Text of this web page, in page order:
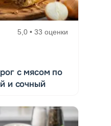
5,0 • 33 оценки
с мясом по
и сочный